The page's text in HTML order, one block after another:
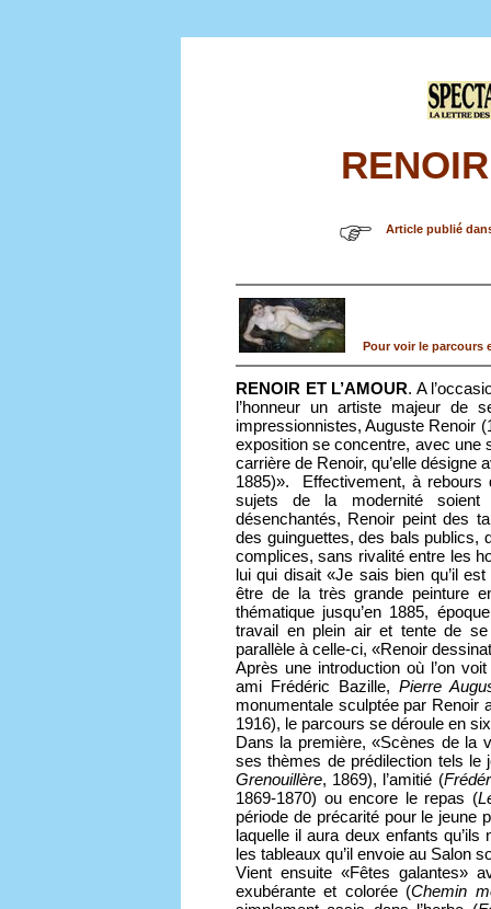
Article publié
Pour voir le parcours
RENOIR ET L’AMOUR. A
l’honneur un artiste majeur de
impressionnistes, Auguste Renoir
exposition se concentre, avec une
carrière de Renoir, qu’elle
1885)». Effectivement, à rebours
sujets de la modernité soient
désenchantés, Renoir peint des
des guinguettes, des bals publics,
complices, sans rivalité entre les
lui qui disait «Je sais bien qu’il
être de la très grande peinture
thématique jusqu’en 1885,
travail en plein air et tente de se
parallèle à celle-ci, «Renoir
Après une introduction où l’on
ami Frédéric Bazille,Pierre
monumentale sculptée par Renoir
1916), le parcours se déroule en
Dans la première, «Scènes de la
ses thèmes de prédilection tels le
Grenouillère, 1869), l’amitié (
1869-1870) ou encore le repas (
période de précarité pour le jeune
laquelle il aura deux enfants
les tableaux qu’il envoie au Salon
Vient ensuite «Fêtes galantes»
exubérante et colorée (Chemin